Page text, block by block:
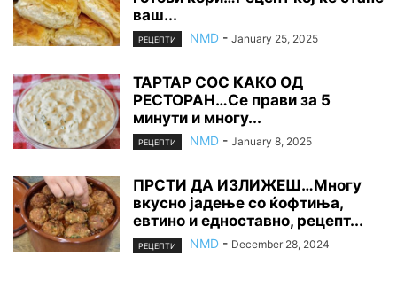
ваш...
РЕЦЕПТИ NMD - January 25, 2025
ТАРТАР СОС КАКО ОД
РЕСТОРАН…Се прави за 5
минути и многу...
РЕЦЕПТИ NMD - January 8, 2025
ПРСТИ ДА ИЗЛИЖЕШ…Многу
вкусно јадење со ќофтиња,
евтино и едноставно, рецепт...
РЕЦЕПТИ NMD - December 28, 2024